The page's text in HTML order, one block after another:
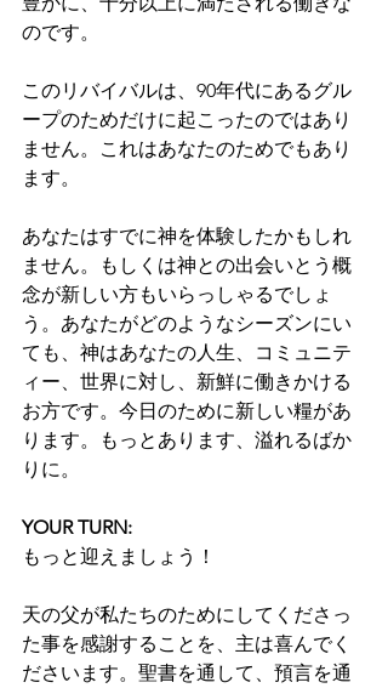
のです。
このリバイバルは、90年代にあるグル
ープのためだけに起こったのではあり
ません。これはあなたのためでもあり
ます。
あなたはすでに神を体験したかもしれ
ません。もしくは神との出会いとう概
念が新しい方もいらっしゃるでしょ
う。あなたがどのようなシーズンにい
ても、神はあなたの人生、コミュニテ
ィー、世界に対し、新鮮に働きかける
お方です。今日のために新しい糧があ
ります。もっとあります、溢れるばか
りに。
YOUR TURN:
もっと迎えましょう！
天の父が私たちのためにしてくださっ
た事を感謝することを、主は喜んでく
ださいます。聖書を通して、預言を通